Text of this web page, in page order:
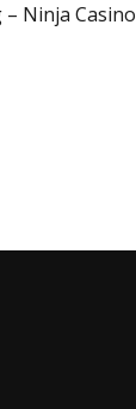
– Ninja Casino